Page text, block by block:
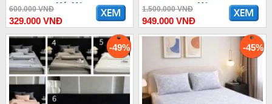
Mát Mẻ
600.000 VNĐ
329.000 VNĐ
Mẻ
1.500.000 VNĐ
949.000 VNĐ
-49% -45%